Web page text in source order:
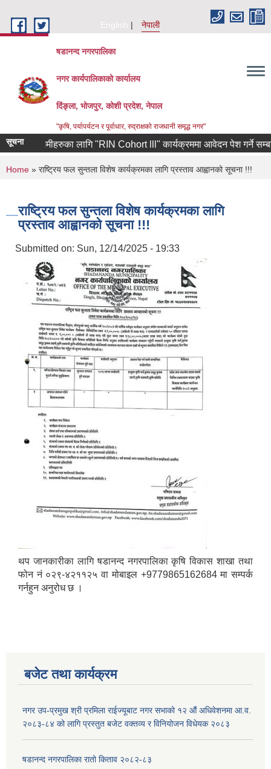
English
नेपाली
षडानन्द नगरपालिका
नगर कार्यपालिकाको कार्यालय
दिंङ्ला, भोजपुर, कोशी प्रदेश, नेपाल
"कृषि, पर्यापर्यटन र पूर्वाधार, रुद्राक्षको राजधानी समृद्ध नगर"
सूचनाउद्यमीहरुका लागि "RIN Cohort lll" कार्यक्रममा आवेदन पेश गर्ने
You are here
Home » राष्ट्रिय फल सुन्तला विशेष कार्यक्रमका लागि प्रस्ताव आह्वानको सूचना !!!
राष्ट्रिय फल सुन्तला विशेष कार्यक्रमका लागि
प्रस्ताव आह्वानको सूचना !!!
Submitted on: Sun, 12/14/2025 - 19:33
थप जानकारीका लागि षडानन्द नगरपालिका कृषि विकास शाखा तथा
फोन नं ०२९-४२११२५ वा मोबाइल +9779865162684 मा सम्पर्क
गर्नहुन अनुरोध छ ।
बजेट तथा कार्यक्रम
नगर उप-प्रमुख श्री प्रमिला राईज्यूबाट नगर सभाको १२ ‍औं अधिवेशनमा आ.व.
२०८३-८४ को लागि प्रस्तुत बजेट वक्तव्य र विनियोजन विधेयक २०८३
षडानन्द नगरपालिका रातो किताव २०८२-८३